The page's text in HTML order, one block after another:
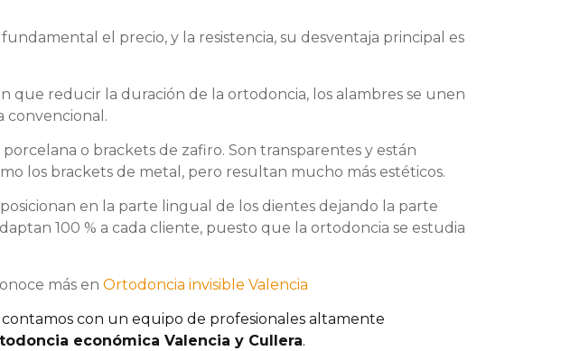
el precio, y la resistencia, su desventaja principal es
que reducir la duración de la ortodoncia, los alambres se unen
convencional.
o brackets de zafiro. Son transparentes y están
los brackets de metal, pero resultan mucho más estéticos.
en la parte lingual de los dientes dejando la parte
100 % a cada cliente, puesto que la ortodoncia se estudia
más en Ortodoncia invisible Valencia
con un equipo de profesionales altamente
económica Valencia y Cullera.